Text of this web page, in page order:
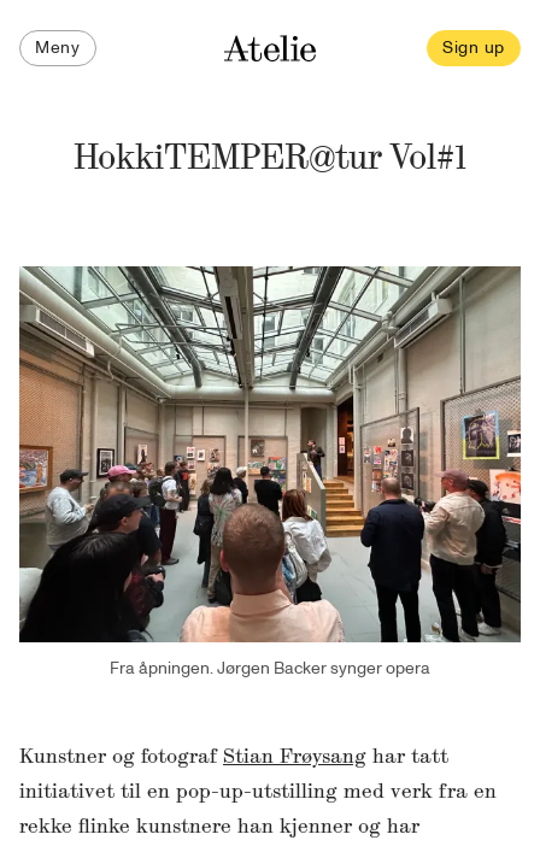
Meny Sign up
HokkiTEMPER@tur Vol#1
Fra åpningen. Jørgen Backer synger opera
Kunstner og fotograf Stian Frøysang har tatt
initiativet til en pop-up-utstilling med verk fra en
rekke flinke kunstnere han kjenner og har